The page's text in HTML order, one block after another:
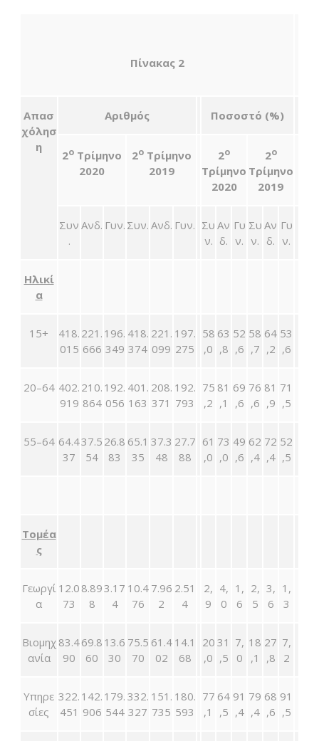
Πίνακας 2
Απασ
χόλησ
η
Αριθμός Ποσοστό (%)
2ο Τρίμηνο
2020
2οΤρίμηνο
2019
2ο
Τρίμηνο
2020
2ο
Τρίμηνο
2019
Συν
.
Ανδ. Γυν. Συν. Ανδ. Γυν. Συ
ν.
Αν
δ.
Γυ
ν.
Συ
ν.
Αν
δ.
Γυ
ν.
Ηλικί
α
15+
418.
015
221.
666
196.
349
418.
374
221.
099
197.
275
58
,0
63
,8
52
,6
58
,7
64
,2
53
,6
20–64 402.
919
210.
864
192.
056
401.
163
208.
371
192.
793
75
,2
81
,1
69
,6
76
,6
81
,9
71
,5
55–64 64.4
37
37.5
54
26.8
83
65.1
35
37.3
48
27.7
88
61
,0
73
,0
49
,6
62
,4
72
,4
52
,5
Τομέα
ς
Γεωργί
α
12.0
73
8.89
8
3.17
4
10.4
76
7.96
2
2.51
4
2,
9
4,
0
1,
6
2,
5
3,
6
1,
3
Βιομηχ
ανία
83.4
90
69.8
60
13.6
30
75.5
70
61.4
02
14.1
68
20
,0
31
,5
7,
0
18
,1
27
,8
7,
2
Υπηρε
σίες
322.
451
142.
906
179.
544
332.
327
151.
735
180.
593
77
,1
64
,5
91
,4
79
,4
68
,6
91
,5